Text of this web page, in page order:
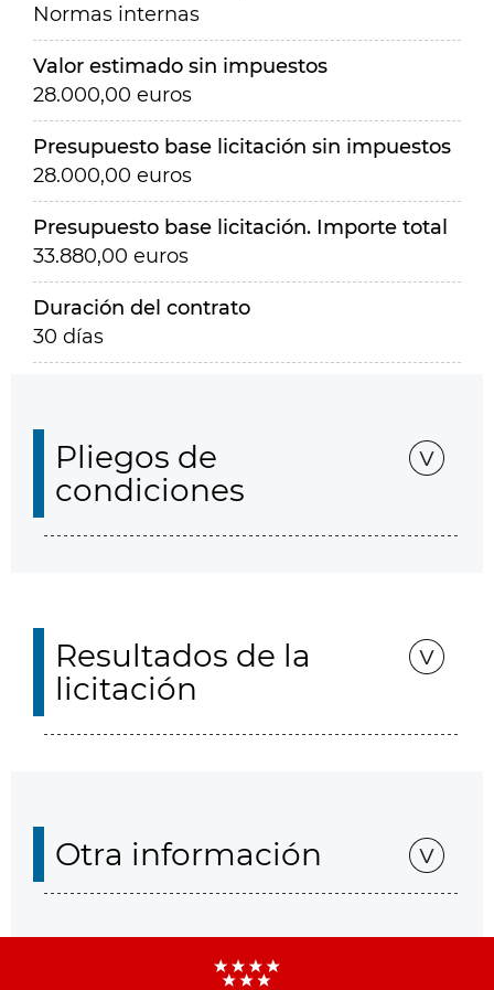
Normas internas
Valor estimado sin impuestos
28.000,00 euros
Presupuesto base licitación sin impuestos
28.000,00 euros
Presupuesto base licitación. Importe total
33.880,00 euros
Duración del contrato
30 días
Pliegos de
condiciones
Resultados de la
licitación
Otra información